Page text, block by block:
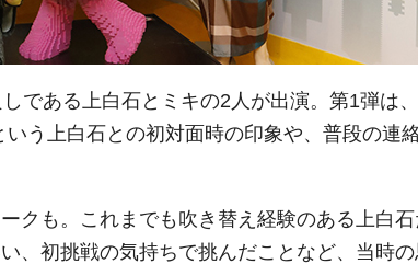
である上白石とミキの2人が出演。第1弾は、
う上白石との初対面時の印象や、普段の連
クも。これまでも吹き替え経験のある上白
、初挑戦の気持ちで挑んだことなど、当時